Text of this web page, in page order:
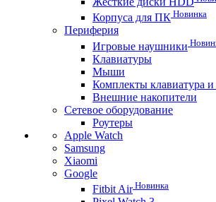
Корпуса для ПК Новинка
Периферия
Игровые наушники
Клавиатуры
Мыши
Комплекты клавиатура
Внешние накопители
Сетевое оборудование
Роутеры
Apple Watch
Samsung
Xiaomi
Google
Fitbit AirНовинка